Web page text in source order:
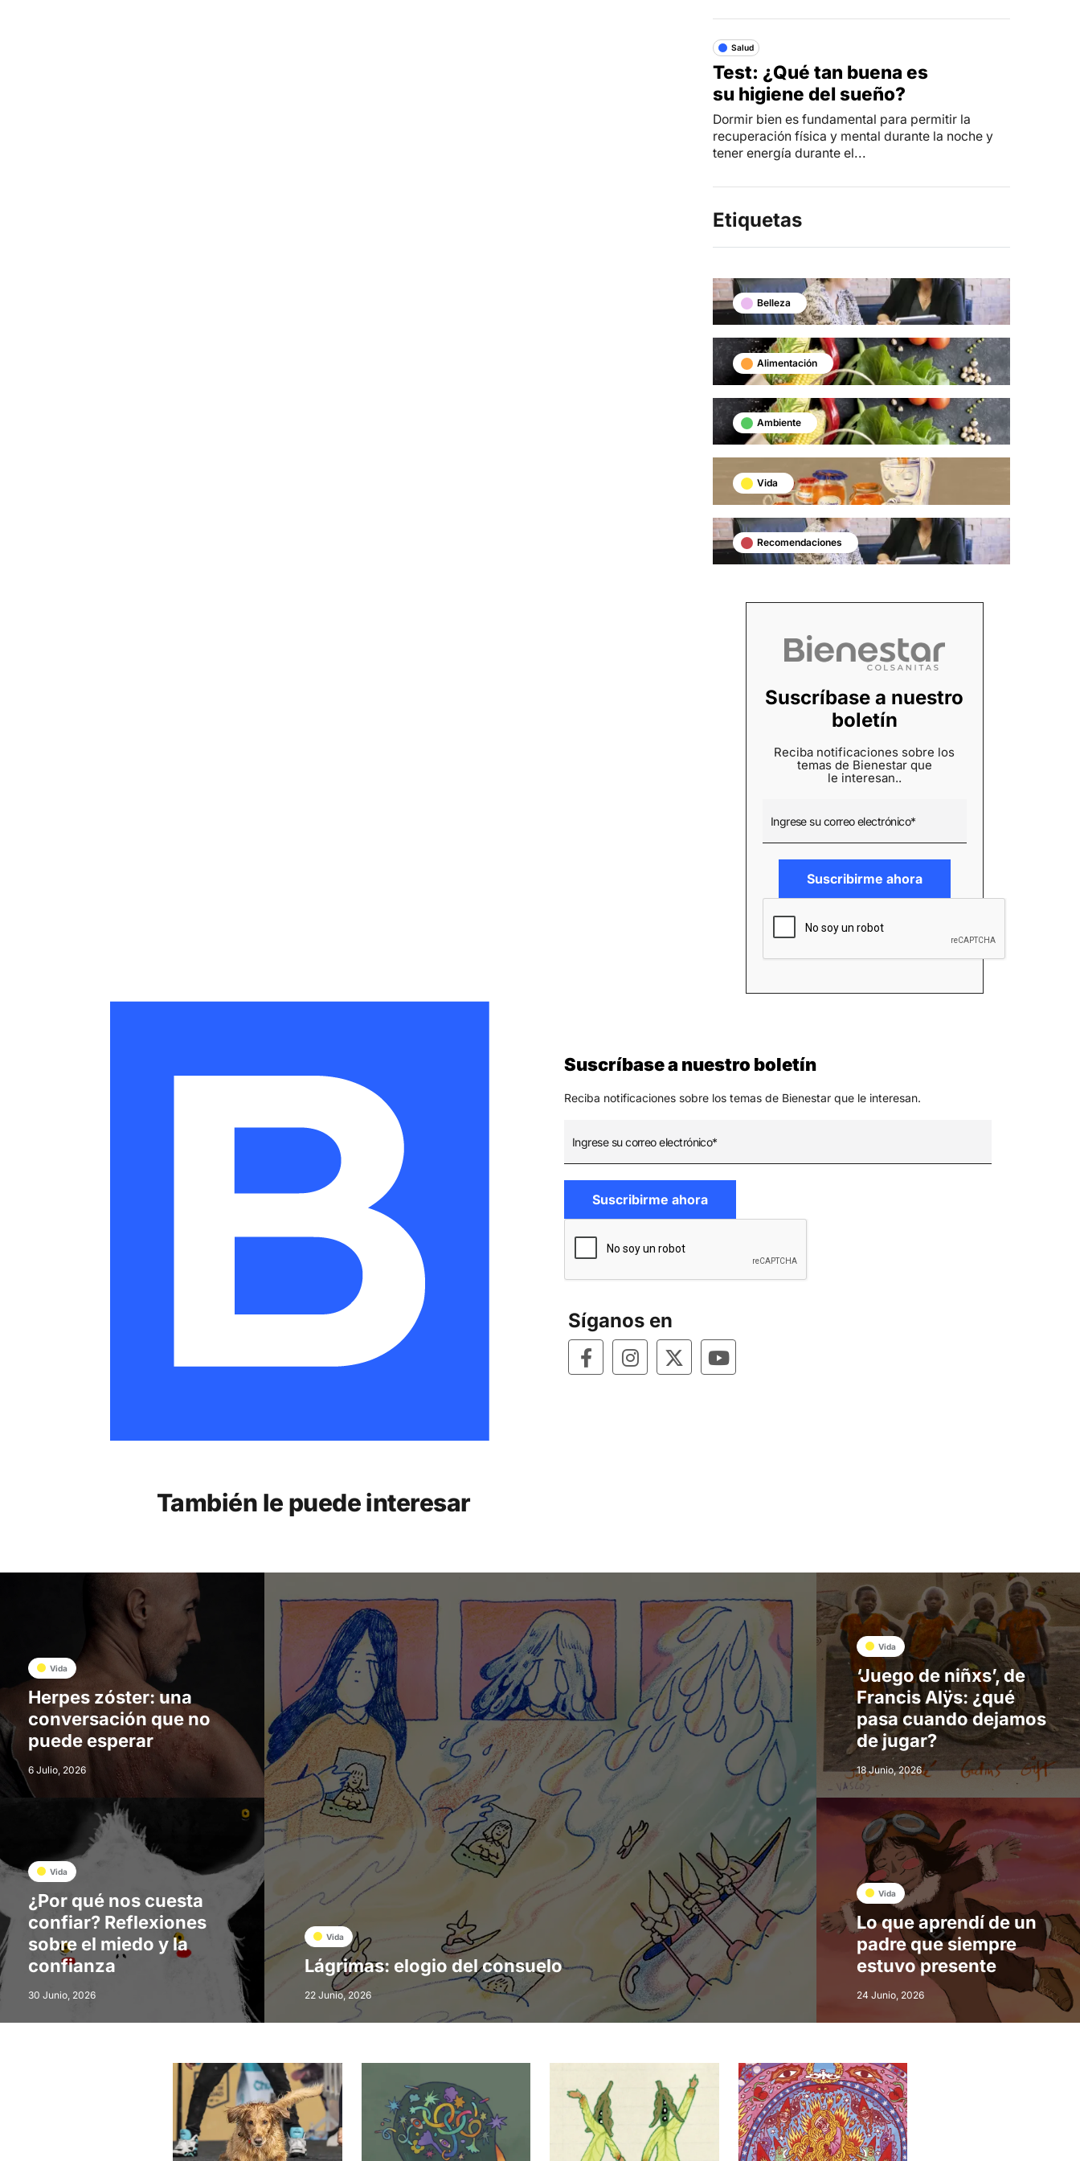
Salud
Test: ¿Qué tan buena es
su higiene del sueño?
Dormir bien es fundamental para permitir la
recuperación física y mental durante la noche y
tener energía durante el...
Etiquetas
Belleza
Alimentación
Ambiente
Vida
Recomendaciones
Suscríbase a nuestro
boletín
Reciba notificaciones sobre los
temas de Bienestar que
le interesan..
Suscríbase a nuestro boletín
Reciba notificaciones sobre los temas de Bienestar que le interesan.
Síganos en
También le puede interesar
Vida
Herpes zóster: una
conversación que no
puede esperar
6 Julio, 2026
Vida
¿Por qué nos cuesta
confiar? Reflexiones
sobre el miedo y la
confianza
30 Junio, 2026
Vida
Lágrimas: elogio del consuelo
22 Junio, 2026
Vida
‘Juego de niñxs’, de
Francis Alÿs: ¿qué
pasa cuando dejamos
de jugar?
18 Junio, 2026
Vida
Lo que aprendí de un
padre que siempre
estuvo presente
24 Junio, 2026